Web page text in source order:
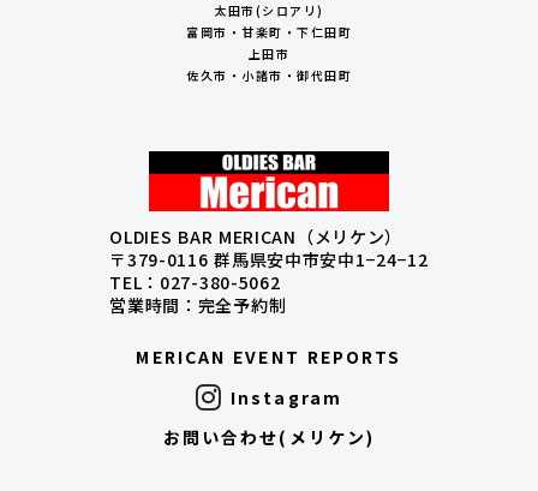
太田市(シロアリ)
富岡市・甘楽町・下仁田町
上田市
佐久市・小諸市・御代田町
OLDIES BAR MERICAN（メリケン）
〒379-0116 群馬県安中市安中1−24−12
TEL：027-380-5062
営業時間：完全予約制
MERICAN EVENT REPORTS
Instagram
お問い合わせ(メリケン)